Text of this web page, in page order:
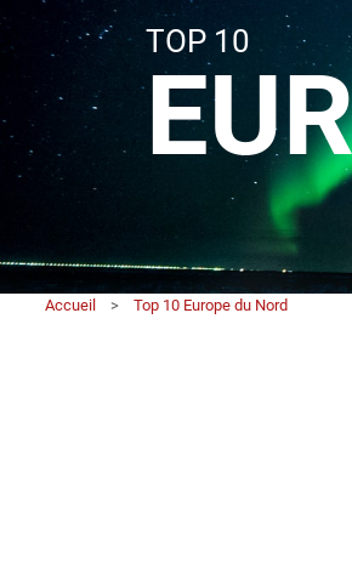
TOP 10
Accueil > Top 10 Europe du Nord